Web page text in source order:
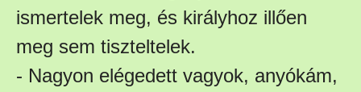
ismertelek meg, és királyhoz illően
meg sem tiszteltelek.
- Nagyon elégedett vagyok, anyókám,